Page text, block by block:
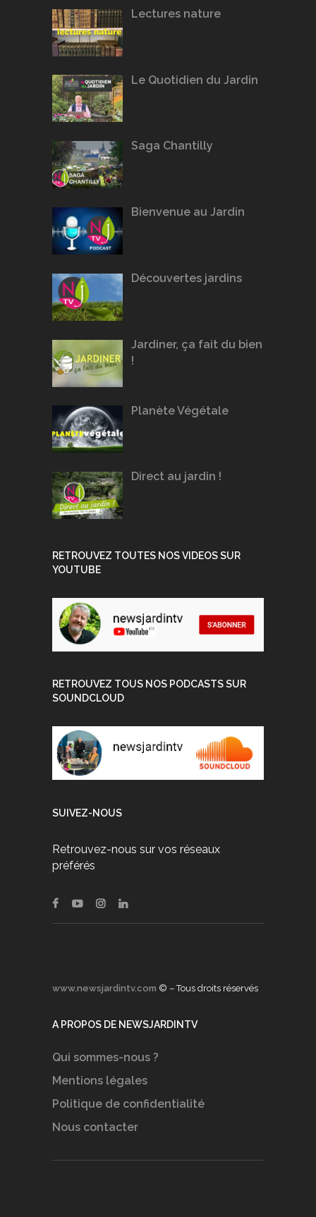
Lectures nature
Le Quotidien du Jardin
Saga Chantilly
Bienvenue au Jardin
Découvertes jardins
Jardiner, ça fait du bien
!
Planète Végétale
Direct au jardin !
RETROUVEZ TOUTES NOS VIDEOS SUR
YOUTUBE
RETROUVEZ TOUS NOS PODCASTS SUR
SOUNDCLOUD
SUIVEZ-NOUS
Retrouvez-nous sur vos réseaux
préférés
www.newsjardintv.com © – Tous droits réservés
A PROPOS DE NEWSJARDINTV
Qui sommes-nous ?
Mentions légales
Politique de confidentialité
Nous contacter